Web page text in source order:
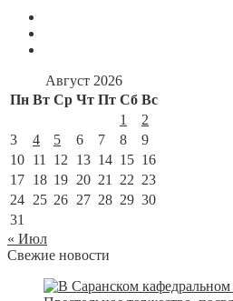
Август 2026
Пн Вт Ср Чт Пт Сб Вс
1
2
3
4 5 6 7 8
9
10 11 12 13 14 15 16
17 18 19 20 21 22 23
24 25 26 27 28 29 30
31
« Июл
Свежие новости